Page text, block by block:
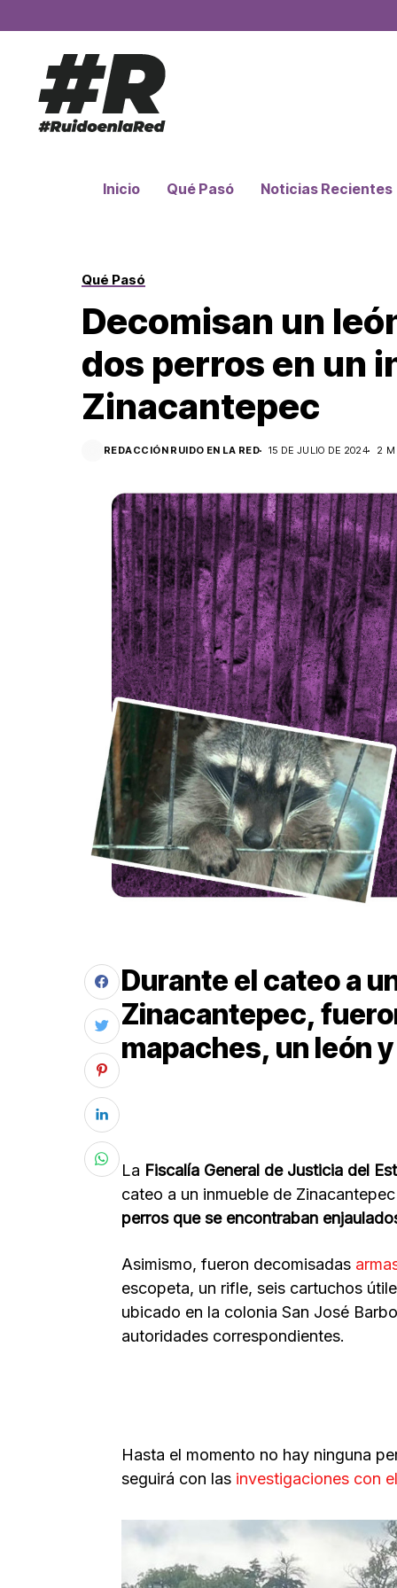
Inicio Qué Pasó Noticias Recientes
Qué Pasó
Decomisan un
dos perros en un
Zinacantepec
REDACCIÓN RUIDO EN LA RED 15 DE JULIO DE 2024 2
Durante el cateo a
Zinacantepec,
mapaches, un león
La Fiscalía General de Justicia del
cateo a un inmueble de
perros que se encontraban
Asimismo, fueron decomisadas
escopeta, un rifle, seis cartuchos
ubicado en la colonia San José
autoridades correspondientes.
Hasta el momento no hay ninguna
seguirá con las investigaciones con